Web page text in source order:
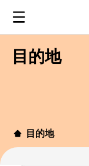
目的地
目的地